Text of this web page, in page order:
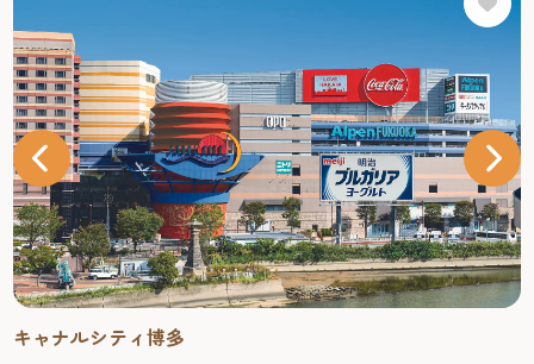
キャナルシティ博多